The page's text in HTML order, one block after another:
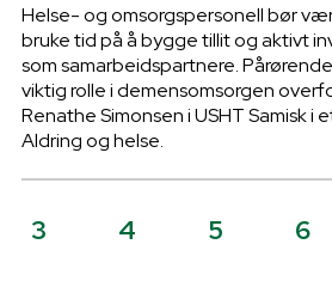
Helse- og omsorgspersonell bør
bruke tid på å bygge tillit og aktivt
som samarbeidspartnere.
viktig rolle i demensomsorgen
Renathe Simonsen i USHT Samisk i
Aldring og helse.
3 4 5 6